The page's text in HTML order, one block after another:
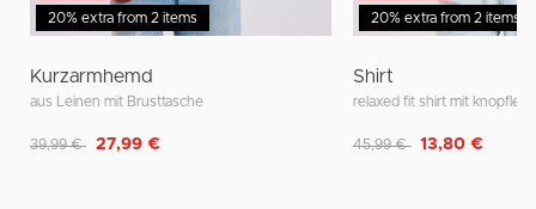
20% extra from 2 items
Kurzarmhemd
aus Leinen mit Brusttasche
Reduziert von
39,99 € auf
27,99 €
20% extra from 2 items
Shirt
relaxed fit shirt mit
Reduziert von
45,99 € auf
13,80 €